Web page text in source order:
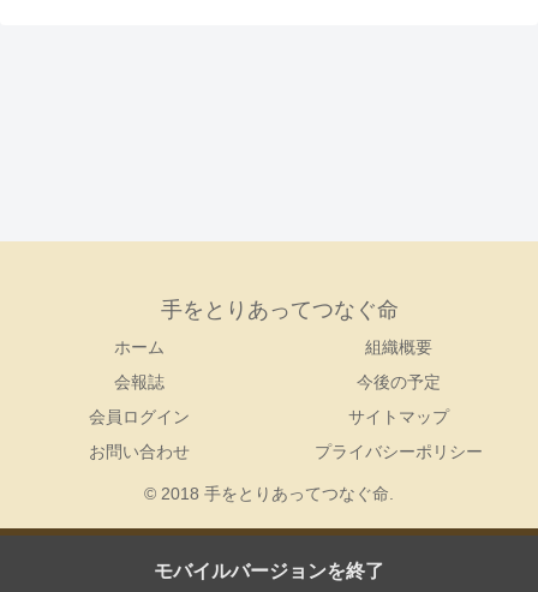
手をとりあってつなぐ命
ホーム
組織概要
会報誌
今後の予定
会員ログイン
サイトマップ
お問い合わせ
プライバシーポリシー
© 2018 手をとりあってつなぐ命.
モバイルバージョンを終了